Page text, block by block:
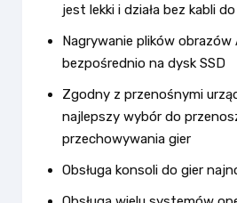
jest lekki i działa bez kabli
Nagrywanie plików obrazów
bezpośrednio na dysk SSD
Zgodny z przenośnymi
najlepszy wybór do
przechowywania gier
Obsługa konsoli do gier